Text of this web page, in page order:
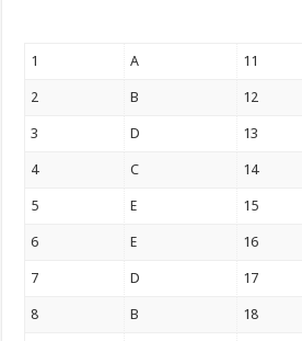
1 A 11
2 B 12
3 D 13
4 C 14
5 E 15
6 E 16
7 D 17
8 B 18